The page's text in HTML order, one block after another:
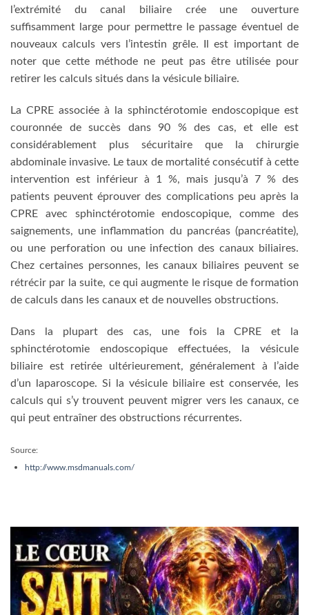
l’extrémité du canal biliaire crée une ouverture
suffisamment large pour permettre le passage éventuel de
nouveaux calculs vers l’intestin grêle. Il est important de
noter que cette méthode ne peut pas être utilisée pour
retirer les calculs situés dans la vésicule biliaire.
La CPRE associée à la sphinctérotomie endoscopique est
couronnée de succès dans 90 % des cas, et elle est
considérablement plus sécuritaire que la chirurgie
abdominale invasive. Le taux de mortalité consécutif à cette
intervention est inférieur à 1 %, mais jusqu’à 7 % des
patients peuvent éprouver des complications peu après la
CPRE avec sphinctérotomie endoscopique, comme des
saignements, une inflammation du pancréas (pancréatite),
ou une perforation ou une infection des canaux biliaires.
Chez certaines personnes, les canaux biliaires peuvent se
rétrécir par la suite, ce qui augmente le risque de formation
de calculs dans les canaux et de nouvelles obstructions.
Dans la plupart des cas, une fois la CPRE et la
sphinctérotomie endoscopique effectuées, la vésicule
biliaire est retirée ultérieurement, généralement à l’aide
d’un laparoscope. Si la vésicule biliaire est conservée, les
calculs qui s’y trouvent peuvent migrer vers les canaux, ce
qui peut entraîner des obstructions récurrentes.
Source:
http://www.msdmanuals.com/